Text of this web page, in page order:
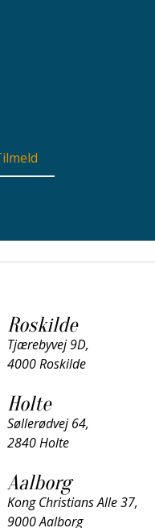
Roskilde
Tjærebyvej 9D,
4000 Roskilde
Holte
Søllerødvej 64,
2840 Holte
Aalborg
Kong Christians Alle 37,
9000 Aalborg